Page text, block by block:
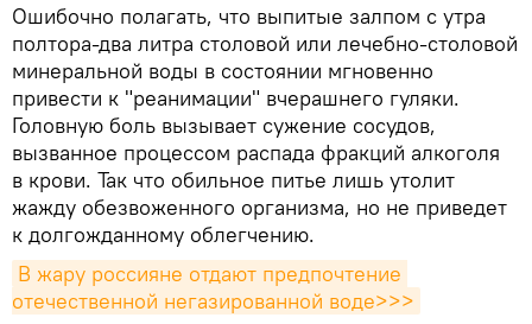
Ошибочно полагать, что выпитые залпом с утра
полтора-два литра столовой или лечебно-столовой
минеральной воды в состоянии мгновенно
привести к "реанимации" вчерашнего гуляки.
Головную боль вызывает сужение сосудов,
вызванное процессом распада фракций алкоголя
в крови. Так что обильное питье лишь утолит
жажду обезвоженного организма, но не приведет
к долгожданному облегчению.
В жару россияне отдают предпочтение
отечественной негазированной воде>>>